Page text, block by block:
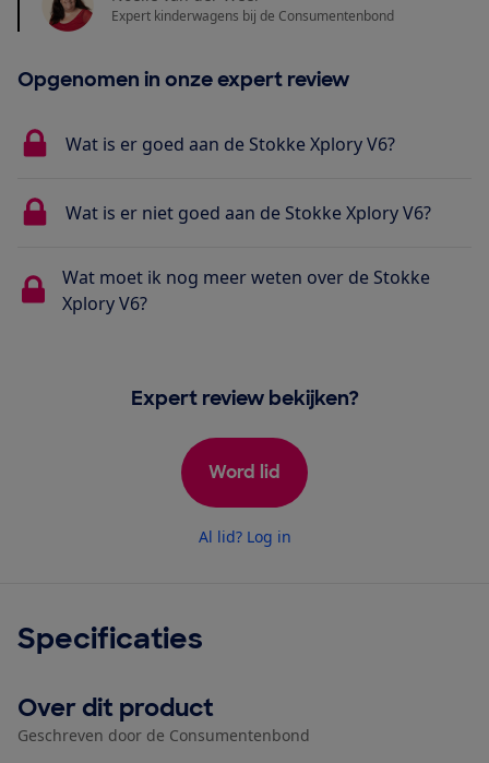
Expert kinderwagens bij de Consumentenbond
Opgenomen in onze expert review
Wat is er goed aan de Stokke Xplory V6?
Wat is er niet goed aan de Stokke Xplory V6?
Wat moet ik nog meer weten over de Stokke
Xplory V6?
Expert review bekijken?
Word lid
Al lid? Log in
Specificaties
Over dit product
Geschreven door de Consumentenbond